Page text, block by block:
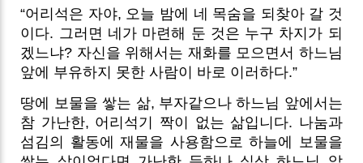
“어리석은 자야, 오늘 밤에 네 목숨을 되찾아 갈 것
이다. 그러면 네가 마련해 둔 것은 누구 차지가 되
겠느냐? 자신을 위해서는 재화를 모으면서 하느님
앞에 부유하지 못한 사람이 바로 이러하다.”
땅에 보물을 쌓는 삶, 부자같으나 하느님 앞에서는
참 가난한, 어리석기 짝이 없는 삶입니다. 나눔과
섬김의 활동에 재물을 사용함으로 하늘에 보물을